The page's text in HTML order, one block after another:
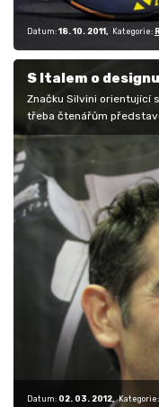
Datum: 18. 10. 2011 Kategorie:
S Italem o designu
Značku Silvini orientující
třeba čtenářům
vryla…
Datum: 02. 03. 2012 Kategorie: